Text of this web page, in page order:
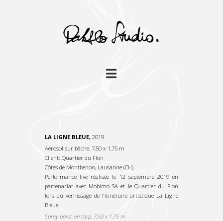
Navigation
LA LIGNE BLEUE,2019
Aérosol sur bâche, 7,50 x 1,75 m
Client: Quartier du Flon
Côtes de Montbenon, Lausanne (CH)
Performance live réalisée le 12 septembre 2019 en
partenariat avec Mobimo SA et le Quartier du Flon
lors du vernissage de l’itinéraire artistique La Ligne
Bleue.
Spray paint on tarp, 7,50 x 1,75 m